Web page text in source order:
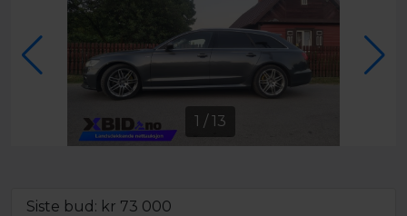
1 / 13
Siste bud: kr 73 000